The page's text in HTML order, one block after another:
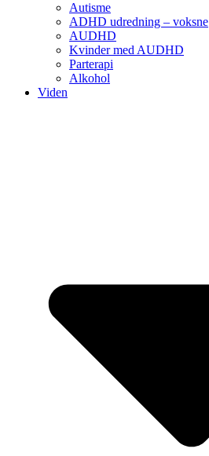
Autisme
ADHD udredning – voksne
AUDHD
Kvinder med AUDHD
Parterapi
Alkohol
Viden